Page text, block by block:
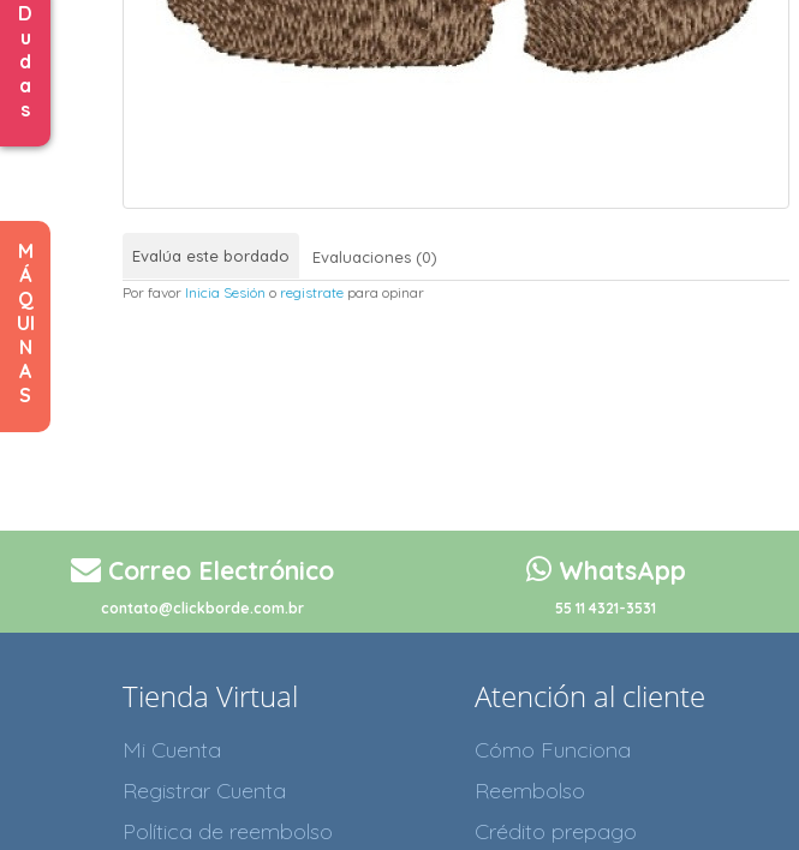
D
u
d
a
s
M
Á
Q
UI
N
A
S
Evalúa este bordado Evaluaciones (0)
Por favor Inicia Sesión o registrate para opinar
Correo Electrónico
contato@clickborde.com.br
WhatsApp
55 11 4321-3531
Tienda Virtual
Mi Cuenta
Registrar Cuenta
Política de reembolso
Atención al cliente
Cómo Funciona
Reembolso
Crédito prepago